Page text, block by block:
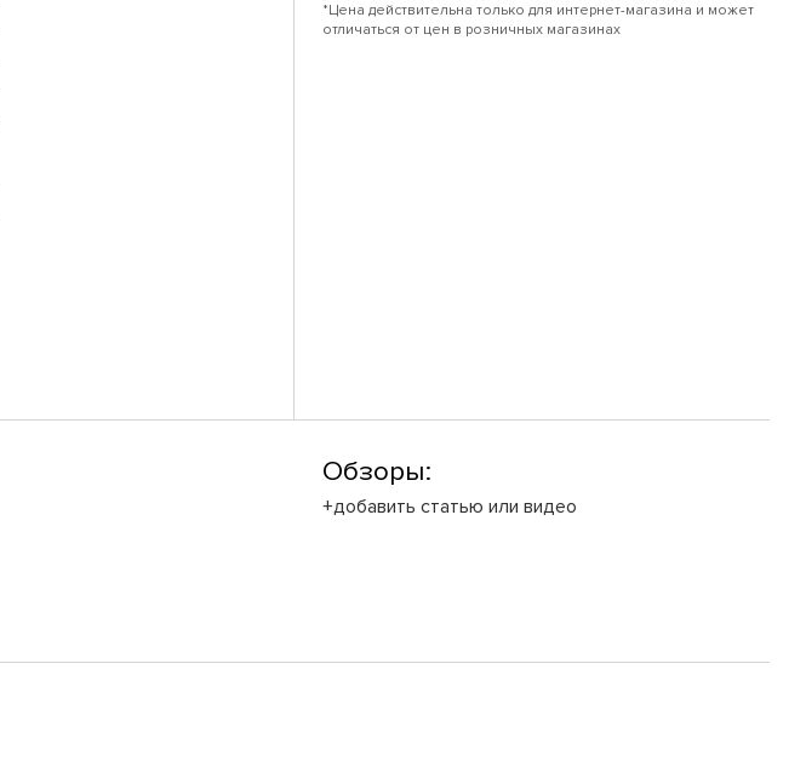
*Цена действительна только для интернет-магазина и может
отличаться от цен в розничных магазинах
Обзоры:
+добавить статью или видео